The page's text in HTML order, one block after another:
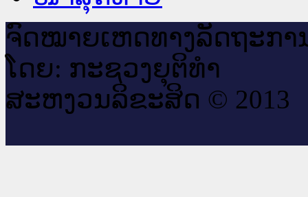
ຈົດ​ໝາຍ​ເຫດ​ທາງ​ລັດ​ຖະ​ກາ
ໂດຍ: ກະ​ຊວງຍຸ​ຕິ​ທຳ
ສະ​ຫງວນ​ລິ​ຂະ​ສິດ © 2013